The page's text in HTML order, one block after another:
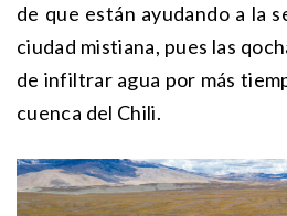
de que están ayudando a la
ciudad mistiana, pues las
de infiltrar agua por más
cuenca del Chili.